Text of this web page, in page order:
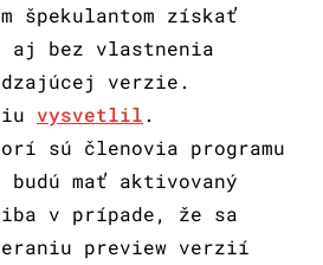
špekulantom získať
aj bez vlastnenia
verzie.
vysvetlil .
sú členovia programu
budú mať aktivovaný
iba v prípade, že sa
preview verzií